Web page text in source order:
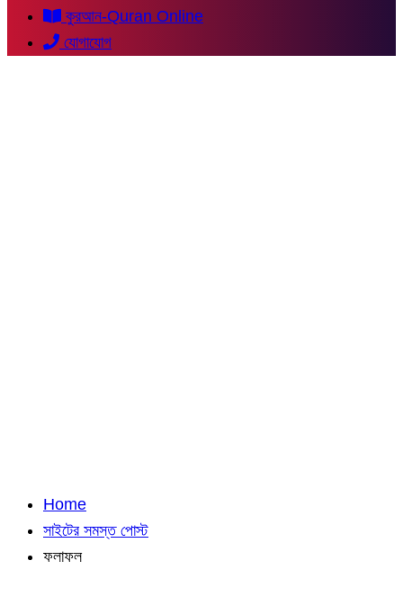
কুরআন-Quran Online
যোগাযোগ
Home
সাইটের সমস্ত পোস্ট
ফলাফল